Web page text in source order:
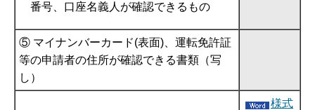
番号、口座名義人が確認できるもの
⑤ マイナンバーカード(表面)、運転免許証
等の申請者の住所が確認できる書類（写
し）
様式